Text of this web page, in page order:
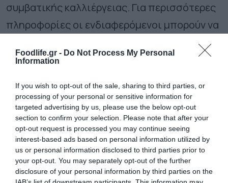
Foodlife.gr - Do Not Process My Personal
Information
If you wish to opt-out of the sale, sharing to third parties, or
processing of your personal or sensitive information for
targeted advertising by us, please use the below opt-out
section to confirm your selection. Please note that after your
opt-out request is processed you may continue seeing
interest-based ads based on personal information utilized by
us or personal information disclosed to third parties prior to
your opt-out. You may separately opt-out of the further
disclosure of your personal information by third parties on the
συμβατικής καλλιέργειας. Για περισσότερες
πληροφορίες οι ενδιαφερόμενοι μπορούν να
ΦΙΛΑΙΟΣ,www. filaios.org.
Ακολουθήστε τοfoodlife.gr στο Google
Newsκαι μάθετε πρώτοι όλες τις ειδήσεις
TAGS:
ΔΙΑΓΩΝΙΣΜΟΣ ΠΟΙΟΤΗΤΑΣ ΕΞΑΙΡΕΤΙΚΟΥ ΠΑΡΘΕΝΟΥ ΕΛΑΙΟΛΑΔΟΥ
ΚΟΤΙΝΟΣ 2022